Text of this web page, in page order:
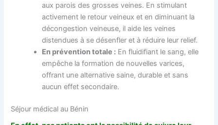
aux parois des grosses veines. En stimulant
activement le retour veineux et en diminuant la
décongestion veineuse, il aide les veines
distendues à se désenfler et à réduire leur relief.
En prévention totale : En fluidifiant le sang, elle
empêche la formation de nouvelles varices,
offrant une alternative saine, durable et sans
aucun effet secondaire.
Séjour médical au Bénin